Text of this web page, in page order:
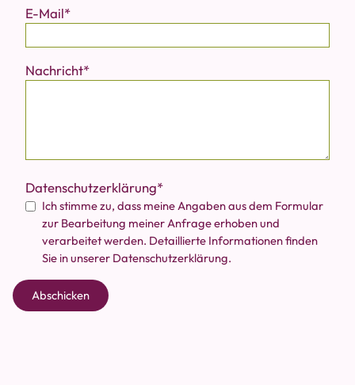
E-Mail
Nachricht
Datenschutzerklärung
Ich stimme zu, dass meine Angaben aus dem Formular
zur Bearbeitung meiner Anfrage erhoben und
verarbeitet werden. Detaillierte Informationen finden
Sie in unserer Datenschutzerklärung.
Abschicken